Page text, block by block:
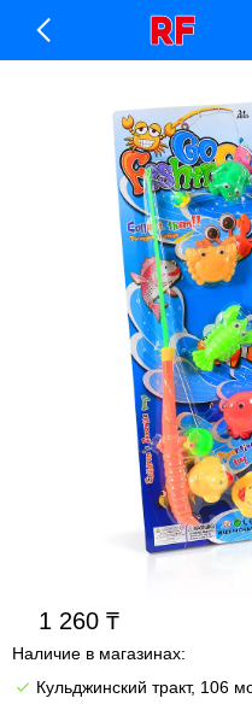
1 260
Наличие в магазинах:
Кульджинский тракт, 106